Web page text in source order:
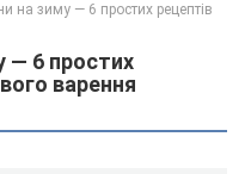
на зиму — 6 простих рецептів
— 6 простих
варення